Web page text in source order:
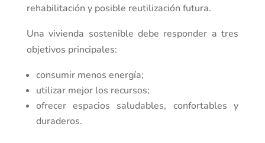
rehabilitación y posible reutilización futura.
Una vivienda sostenible debe responder a tres
objetivos principales:
consumir menos energía;
utilizar mejor los recursos;
ofrecer espacios saludables, confortables y
duraderos.